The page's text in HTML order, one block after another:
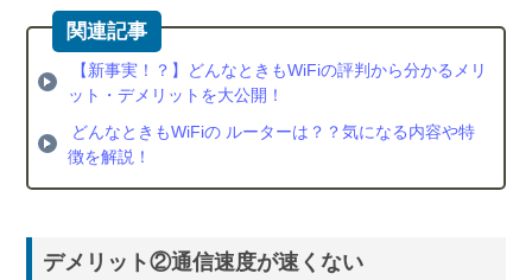
【新事実！？】どんなときもWiFiの評判から分かるメリ
ット・デメリットを大公開！
どんなときもWiFiの ルーターは？？気になる内容や特
徴を解説！
デメリット②通信速度が速くない